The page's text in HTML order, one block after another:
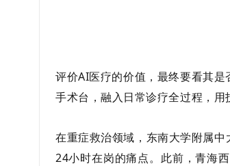
评价AI医疗的价值，最终要看其是
手术台，融入日常诊疗全过程，用
在重症救治领域，东南大学附属
24小时在岗的痛点。此前，青海